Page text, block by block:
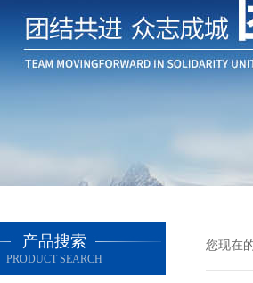
产品搜索
PRODUCT SEARCH
您现在